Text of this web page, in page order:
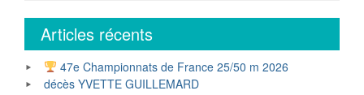
Articles récents
47e Championnats de France 25/50 m 2026
décès YVETTE GUILLEMARD